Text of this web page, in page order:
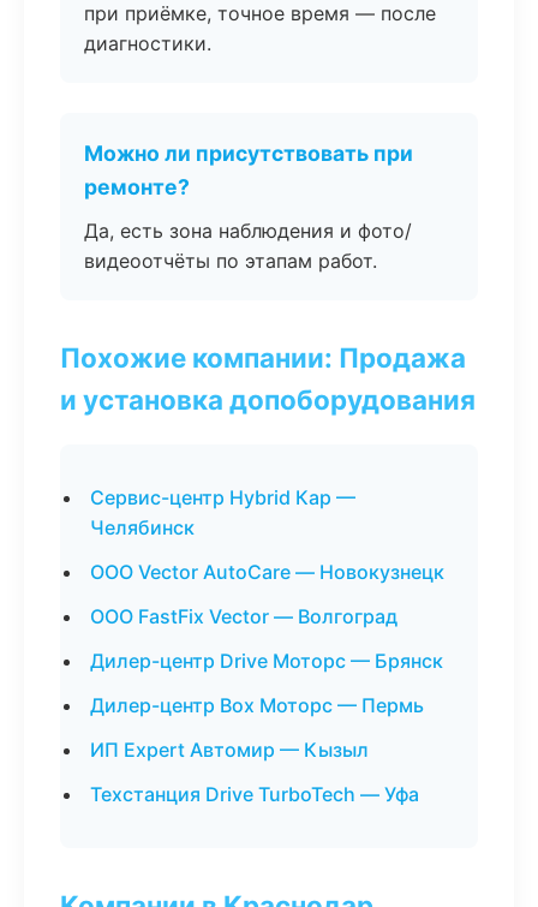
при приёмке, точное время — после
диагностики.
Можно ли присутствовать при
ремонте?
Да, есть зона наблюдения и фото/
видеоотчёты по этапам работ.
Похожие компании: Продажа
и установка допоборудования
Сервис-центр Hybrid Кар —
Челябинск
ООО Vector AutoCare — Новокузнецк
ООО FastFix Vector — Волгоград
Дилер-центр Drive Моторс — Брянск
Дилер-центр Box Моторс — Пермь
ИП Expert Автомир — Кызыл
Техстанция Drive TurboTech — Уфа